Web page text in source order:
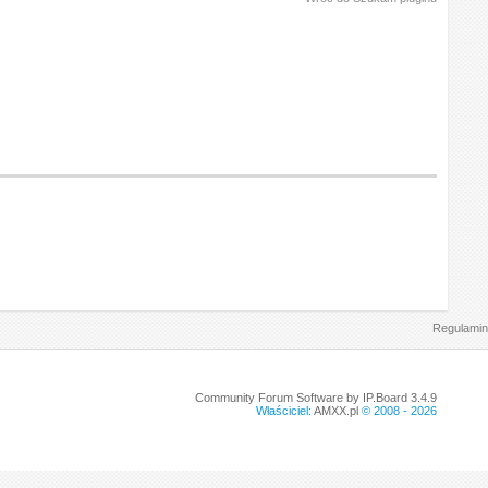
Regulamin
Community Forum Software by IP.Board 3.4.9
Właściciel: AMXX.pl© 2008 - 2026